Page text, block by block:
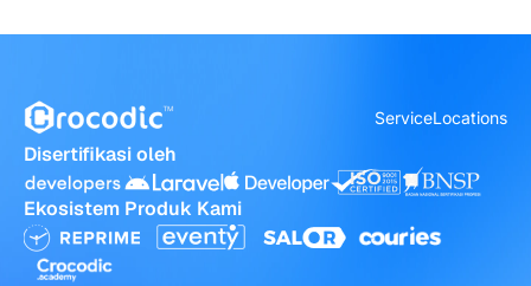
ServiceLocations
Disertifikasi oleh
Ekosistem Produk Kami